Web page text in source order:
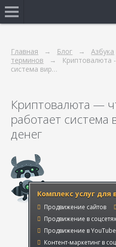
Главная Блог
Азбука
терминов
Криптовалюта
система вир…
Криптовалюта —
работает система
денег
Комплекс услуг для
Продвижение сайтов
Продвижение в соцсетях
Продвижение в YouTube
Контент-маркетинг в